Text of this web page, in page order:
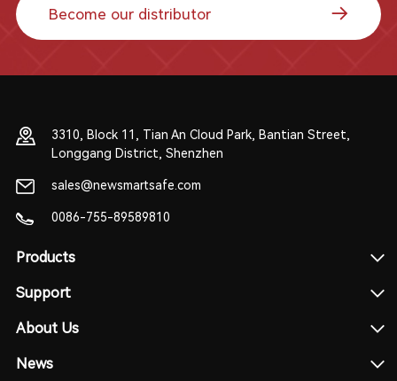
Become our distributor
3310, Block 11, Tian An Cloud Park, Bantian Street,
Longgang District, Shenzhen
sales@newsmartsafe.com
0086-755-89589810
Products
Support
About Us
News